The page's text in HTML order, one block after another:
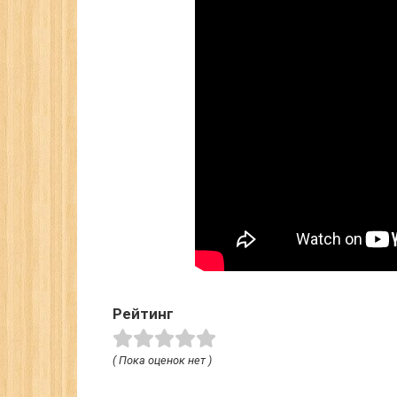
Рейтинг
( Пока оценок нет )